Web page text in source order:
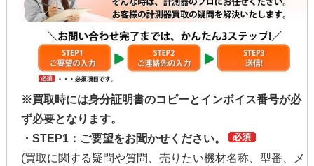
※買取時には身分証明書のコピーとインボイス番号が必
ず必要となります。
・STEP1：ご要望をお聞かせください。
(買取に関する疑問や質問、売りたい機材名称、型番、メ